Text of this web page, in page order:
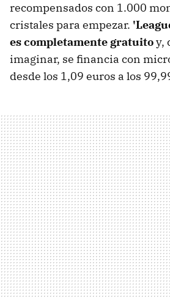
recompensados con 1.000
cristales para empezar.
es completamente gratuitoy,
imaginar, se financia con
desde los 1,09 euros a los